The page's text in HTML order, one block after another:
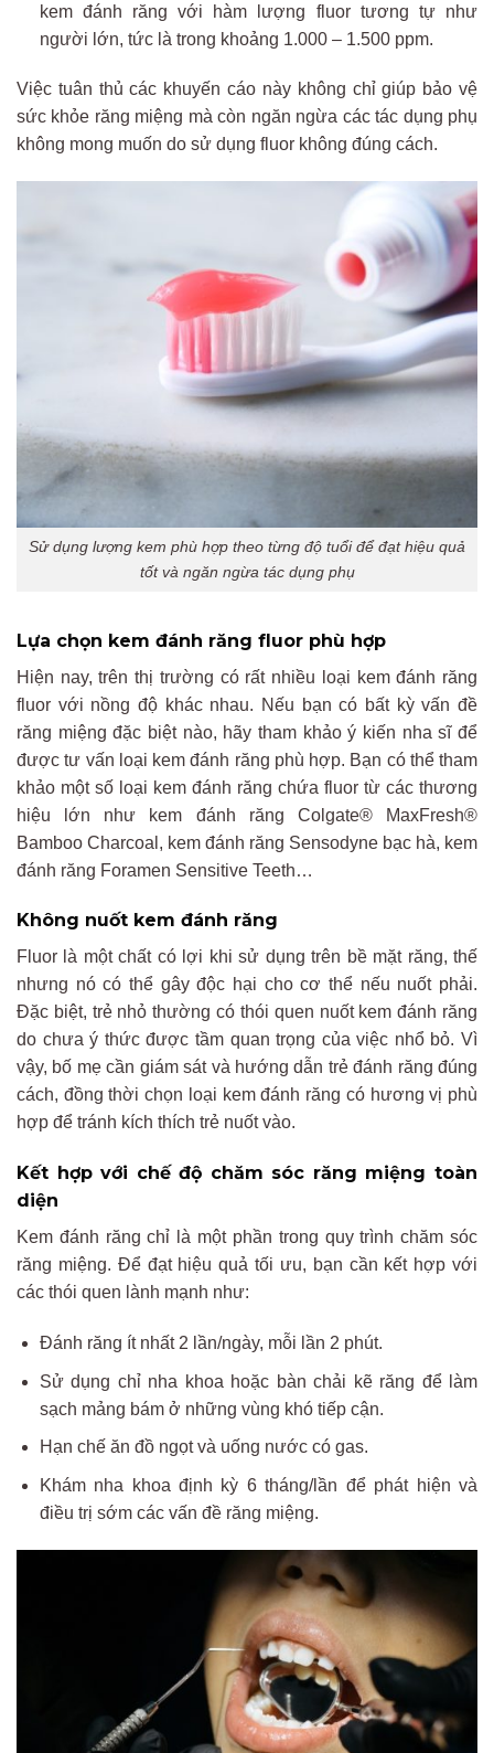
kem đánh răng với hàm lượng fluor tương tự như
người lớn, tức là trong khoảng 1.000 – 1.500 ppm.
Việc tuân thủ các khuyến cáo này không chỉ giúp bảo vệ
sức khỏe răng miệng mà còn ngăn ngừa các tác dụng phụ
không mong muốn do sử dụng fluor không đúng cách.
Sử dụng lượng kem phù hợp theo từng độ tuổi để đạt hiệu quả
tốt và ngăn ngừa tác dụng phụ
Lựa chọn kem đánh răng fluor phù hợp
Hiện nay, trên thị trường có rất nhiều loại kem đánh răng
fluor với nồng độ khác nhau. Nếu bạn có bất kỳ vấn đề
răng miệng đặc biệt nào, hãy tham khảo ý kiến nha sĩ để
được tư vấn loại kem đánh răng phù hợp. Bạn có thể tham
khảo một số loại kem đánh răng chứa fluor từ các thương
hiệu lớn như kem đánh răng Colgate® MaxFresh®
Bamboo Charcoal, kem đánh răng Sensodyne bạc hà, kem
đánh răng Foramen Sensitive Teeth…
Không nuốt kem đánh răng
Fluor là một chất có lợi khi sử dụng trên bề mặt răng, thế
nhưng nó có thể gây độc hại cho cơ thể nếu nuốt phải.
Đặc biệt, trẻ nhỏ thường có thói quen nuốt kem đánh răng
do chưa ý thức được tầm quan trọng của việc nhổ bỏ. Vì
vậy, bố mẹ cần giám sát và hướng dẫn trẻ đánh răng đúng
cách, đồng thời chọn loại kem đánh răng có hương vị phù
hợp để tránh kích thích trẻ nuốt vào.
Kết hợp với chế độ chăm sóc răng miệng toàn
diện
Kem đánh răng chỉ là một phần trong quy trình chăm sóc
răng miệng. Để đạt hiệu quả tối ưu, bạn cần kết hợp với
các thói quen lành mạnh như:
Đánh răng ít nhất 2 lần/ngày, mỗi lần 2 phút.
Sử dụng chỉ nha khoa hoặc bàn chải kẽ răng để làm
sạch mảng bám ở những vùng khó tiếp cận.
Hạn chế ăn đồ ngọt và uống nước có gas.
Khám nha khoa định kỳ 6 tháng/lần để phát hiện và
điều trị sớm các vấn đề răng miệng.